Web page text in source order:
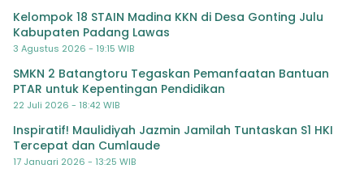
Kelompok 18 STAIN Madina KKN di Desa Gonting Julu
Kabupaten Padang Lawas
3 Agustus 2026 - 19:15 WIB
SMKN 2 Batangtoru Tegaskan Pemanfaatan Bantuan
PTAR untuk Kepentingan Pendidikan
22 Juli 2026 - 18:42 WIB
Inspiratif! Maulidiyah Jazmin Jamilah Tuntaskan S1 HKI
Tercepat dan Cumlaude
17 Januari 2026 - 13:25 WIB